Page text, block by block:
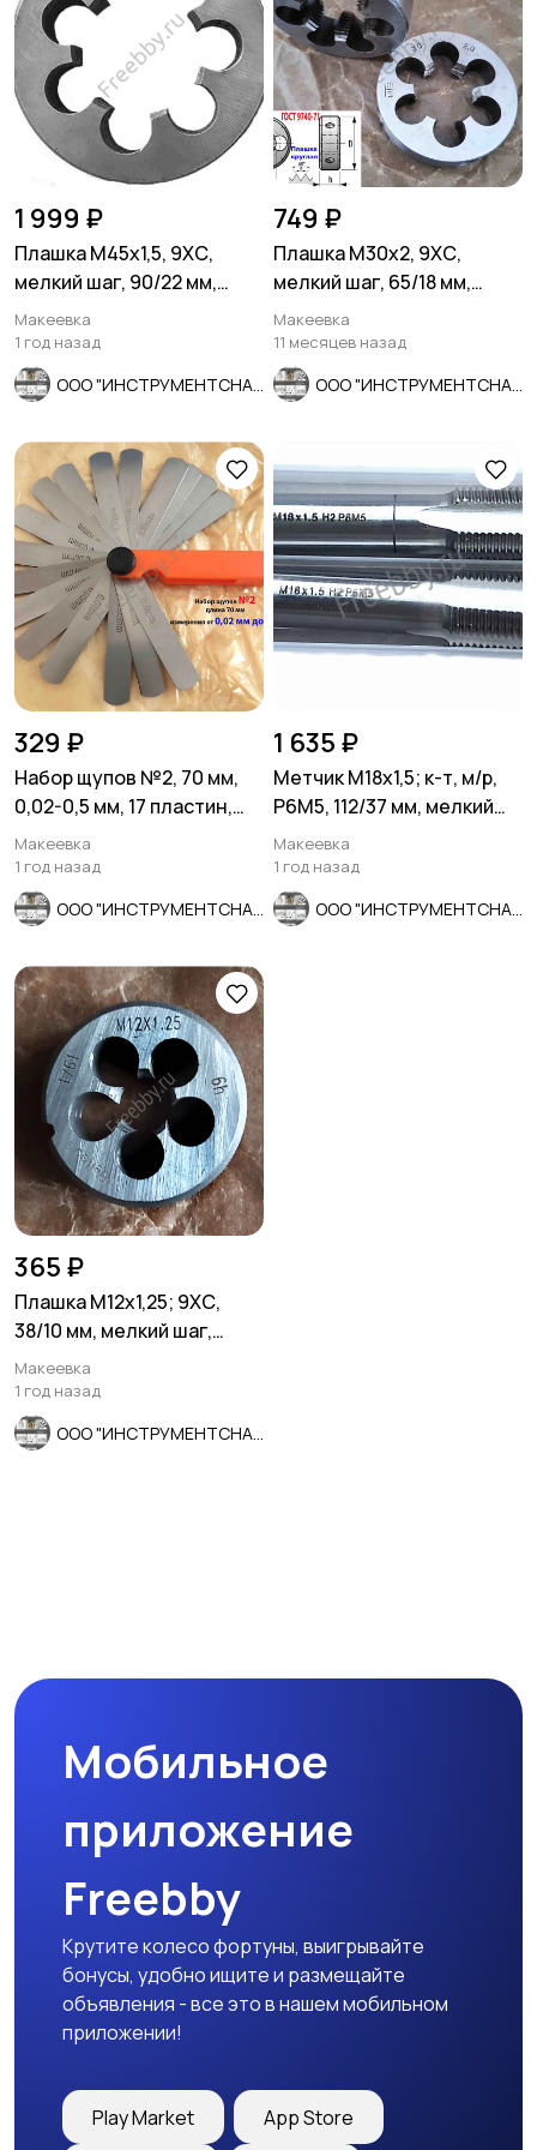
1 999 ₽
Плашка М45х1,5, 9ХС,
мелкий шаг, 90/22 мм,
ГОСТ 7740-71, сделано в
ССС
Макеевка
1 год назад
749 ₽
Плашка М30х2, 9ХС,
мелкий шаг, 65/18 мм,
ГОСТ 7740-71, СССР
Макеевка
11 месяцев назад
329 ₽
Набор щупов №2, 70 мм,
0,02-0,5 мм, 17 пластин,
Россия.
Макеевка
1 год назад
1 635 ₽
Метчик М18х1,5; к-т, м/р,
Р6М5, 112/37 мм, мелкий
шаг, шлифованный, ГО
Макеевка
1 год назад
365 ₽
Плашка М12х1,25; 9ХС,
38/10 мм, мелкий шаг,
ГОСТ 7740-71.
Макеевка
1 год назад
Мобильное
приложение
Freebby
Крутите колесо фортуны, выигрывайте
бонусы, удобно ищите и размещайте
объявления - все это в нашем мобильном
приложении!
Play Market App Store